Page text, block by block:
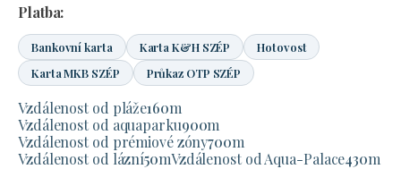
Platba:
Bankovní karta Karta K&H SZÉP
Hotovost
Karta MKB SZÉP
Průkaz OTP SZÉP
Vzdálenost od pláže160m
Vzdálenost od aquaparku900m
Vzdálenost od prémiové zóny700m
Vzdálenost od lázní50mVzdálenost od Aqua-Palace430m